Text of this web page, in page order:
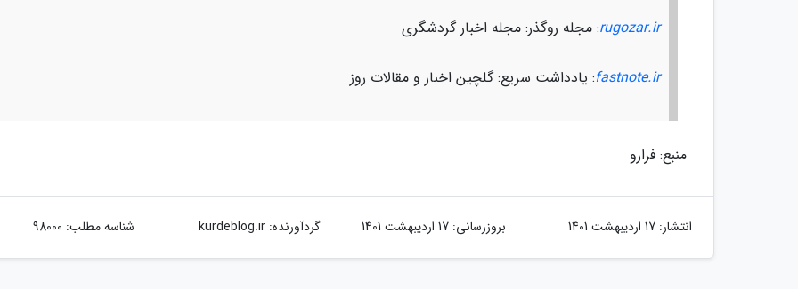
rugozar.ir: مجله روگذر: مجله اخبار گردشگری
fastnote.ir: یادداشت سریع: گلچین اخبار و مقالات روز
منبع: فرارو
انتشار: 17 اردیبهشت 1401 بروزرسانی: 17 اردیبهشت 1401 گردآورنده:kurdeblog.ir شناسه مطلب: 98000